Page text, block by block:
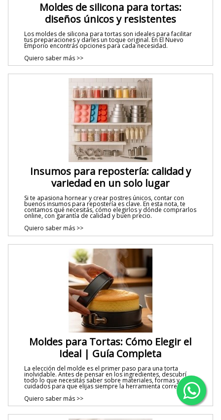
Moldes de silicona para tortas:
diseños únicos y resistentes
Los moldes de silicona para tortas son ideales para facilitar
tus preparaciones y darles un toque original. En El Nuevo
Emporio encontrás opciones para cada necesidad.
Quiero saber más >>
Insumos para repostería: calidad y
variedad en un solo lugar
Si te apasiona hornear y crear postres únicos, contar con
buenos insumos para repostería es clave. En esta nota, te
contamos qué necesitás, cómo elegirlos y dónde comprarlos
online, con garantía de calidad y buen precio.
Quiero saber más >>
Moldes para Tortas: Cómo Elegir el
Ideal | Guía Completa
La elección del molde es el primer paso para una torta
inolvidable. Antes de pensar en los ingredientes, descubrí
todo lo que necesitás saber sobre materiales, formas y
cuidados para que elijas siempre la herramienta correcta.
Quiero saber más >>